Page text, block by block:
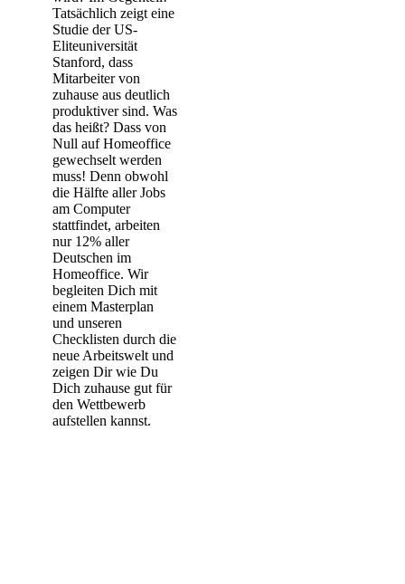
Tatsächlich zeigt eine
Studie der US-
Eliteuniversität
Stanford, dass
Mitarbeiter von
zuhause aus deutlich
produktiver sind. Was
das heißt? Dass von
Null auf Homeoffice
gewechselt werden
muss! Denn obwohl
die Hälfte aller Jobs
am Computer
stattfindet, arbeiten
nur 12% aller
Deutschen im
Homeoffice. Wir
begleiten Dich mit
einem Masterplan
und unseren
Checklisten durch die
neue Arbeitswelt und
zeigen Dir wie Du
Dich zuhause gut für
den Wettbewerb
aufstellen kannst.